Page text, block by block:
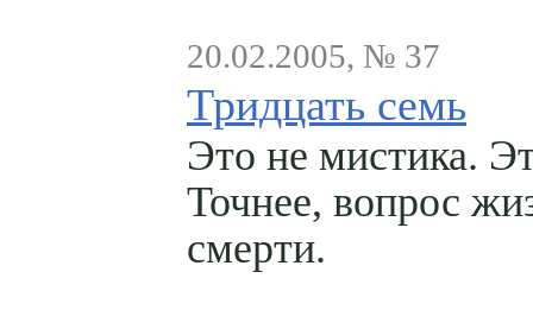
20.02.2005, № 37
Тридцать семь
Это не мистика.
Точнее, вопрос
смерти.